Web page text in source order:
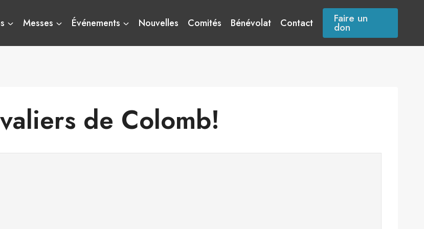
Messes Événements Nouvelles Comités Bénévolat Contact Faire un
don
de Colomb!